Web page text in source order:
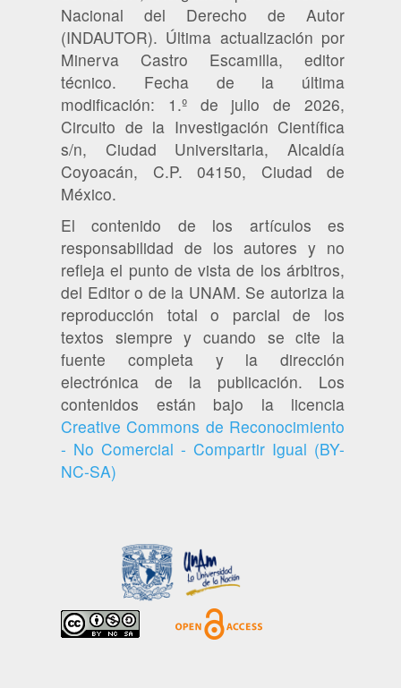
Nacional del Derecho de Autor
(INDAUTOR). Última actualización por
Minerva Castro Escamilla, editor
técnico. Fecha de la última
modificación: 1.º de julio de 2026,
Circuito de la Investigación Científica
s/n, Ciudad Universitaria, Alcaldía
Coyoacán, C.P. 04150, Ciudad de
México.
El contenido de los artículos es
responsabilidad de los autores y no
refleja el punto de vista de los árbitros,
del Editor o de la UNAM. Se autoriza la
reproducción total o parcial de los
textos siempre y cuando se cite la
fuente completa y la dirección
electrónica de la publicación. Los
contenidos están bajo la licencia
Creative Commons de Reconocimiento
- No Comercial - Compartir Igual (BY-
NC-SA)